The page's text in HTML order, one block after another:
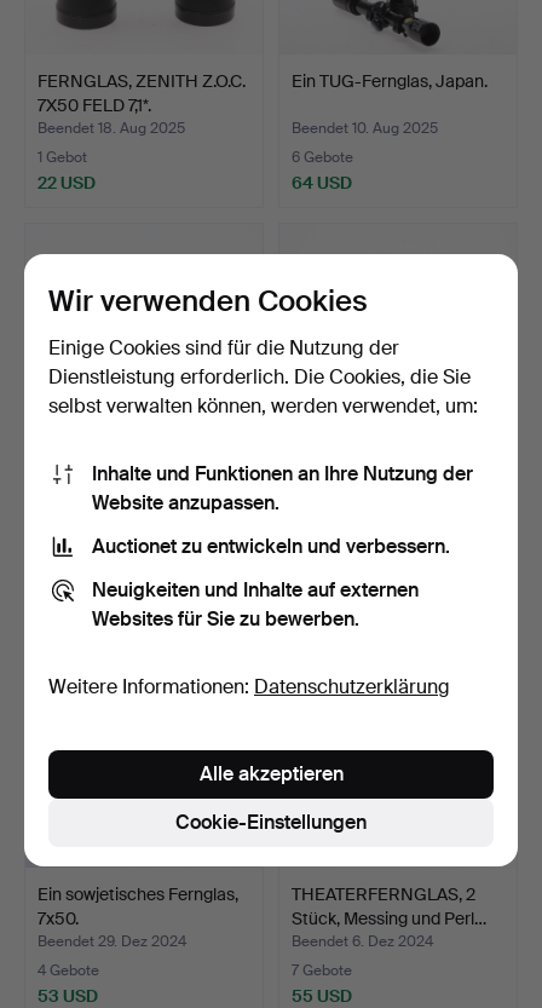
FERNGLAS, ZENITH Z.O.C.
7X50 FELD 7,1*.
Beendet 18. Aug 2025
1 Gebot
22 USD
Ein TUG-Fernglas, Japan.
Beendet 10. Aug 2025
6 Gebote
64 USD
Ein Paar Theaterfernglas
aus Messing und P…
Beendet 29. Apr 2025
43 USD
FERNGLAS, Nikon Action
Beendet 5. Apr 2025
106 USD
Ein sowjetisches Fernglas,
7x50.
Beendet 29. Dez 2024
4 Gebote
53 USD
THEATERFERNGLAS, 2
Stück, Messing und Perl…
Beendet 6. Dez 2024
7 Gebote
55 USD
Wir verwenden Cookies
Einige Cookies sind für die Nutzung der
Dienstleistung erforderlich. Die Cookies, die Sie
selbst verwalten können, werden verwendet, um:
Inhalte und Funktionen an Ihre Nutzung der
Website anzupassen.
Auctionet zu entwickeln und verbessern.
Neuigkeiten und Inhalte auf externen
Websites für Sie zu bewerben.
Weitere Informationen: Datenschutzerklärung
Cookie-Einstellungen
Alle akzeptieren